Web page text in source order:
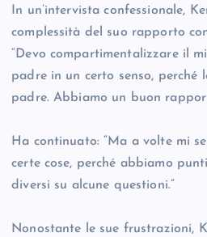
In un’intervista confessionale,
complessità del suo rapporto
“Devo compartimentalizzare il
padre in un certo senso, perché
padre. Abbiamo un buon
Ha continuato: “Ma a volte mi
certe cose, perché abbiamo
diversi su alcune questioni.”
Nonostante le sue frustrazioni,